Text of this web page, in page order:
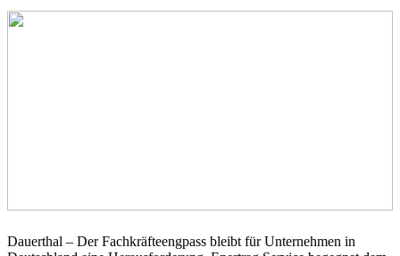
Dauerthal – Der Fachkräfteengpass bleibt für Unternehmen in